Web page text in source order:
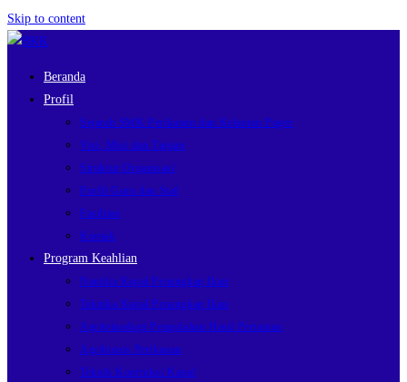
Skip to content
Beranda
Profil
Sejarah SMK Perikanan dan Kelautan Puger
Visi, Misi dan Tujuan
Struktur Organisasi
Profil Guru dan Staf
Fasilitas
Kontak
Program Keahlian
Nautika Kapal Penangkap Ikan
Teknika Kapal Penangkap Ikan
Agriteknologi Pengolahan Hasil Pertanian
Agribisnis Perikanan
Teknik Kontruksi Kapal